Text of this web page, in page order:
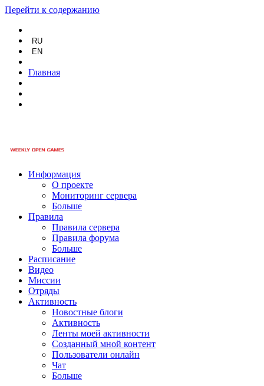
Перейти к содержанию
RU
EN
Главная
Информация
О проекте
Мониторинг сервера
Больше
Правила
Правила сервера
Правила форума
Больше
Расписание
Видео
Миссии
Отряды
Активность
Новостные блоги
Активность
Ленты моей активности
Созданный мной контент
Пользователи онлайн
Чат
Больше